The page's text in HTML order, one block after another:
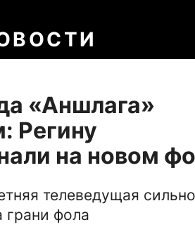
«Аншлага»
Регину
на новом
телеведущая сильно
грани фола